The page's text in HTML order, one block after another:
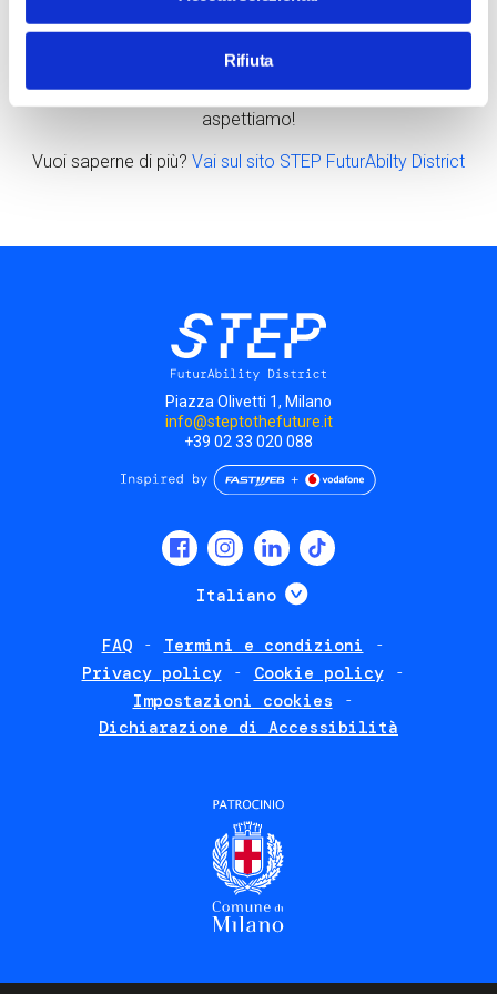
Rifiuta
alternativa puoi acquistare il biglietto scontato
direttamente in STEP, salvo disponibilità dei posti.
Ricordati di mostrare agli addetti il tuo badge aziendale. Ti
aspettiamo!
Vuoi saperne di più? Vai sul sito STEP FuturAbilty District
Piazza Olivetti 1, Milano
info@steptothefuture.it
+39 02 33 020 088
Italiano Mostra ulteriori
FAQ
Termini e condizioni
Privacy policy
Cookie policy
Impostazioni cookies
Dichiarazione di Accessibilità